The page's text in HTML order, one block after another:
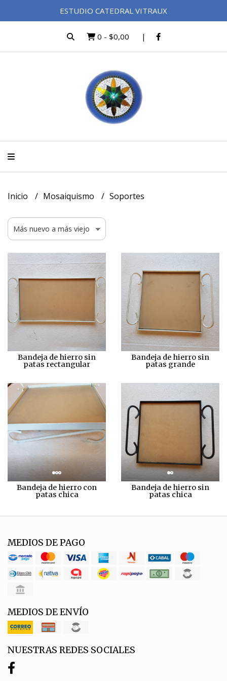
ESTUDIO CATEDRAL VITRAUX
0 - $0,00
Inicio Mosaiquismo Soportes
Bandeja de hierro sin
patas rectangular
Bandeja de hierro sin
patas grande
Bandeja de hierro con
patas chica
Bandeja de hierro sin
patas chica
MEDIOS DE PAGO
MEDIOS DE ENVÍO
NUESTRAS REDES SOCIALES